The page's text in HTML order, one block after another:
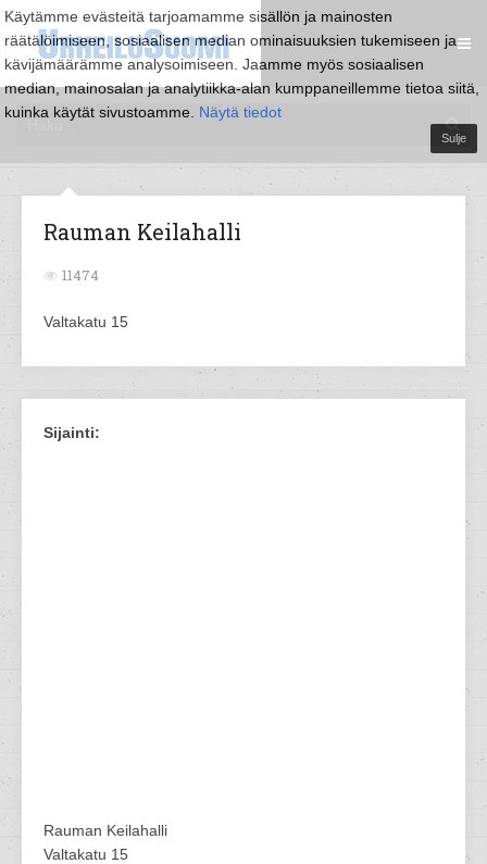
Käytämme evästeitä tarjoamamme sisällön ja mainosten
räätälöimiseen, sosiaalisen median ominaisuuksien tukemiseen ja
kävijämäärämme analysoimiseen. Jaamme myös sosiaalisen
median, mainosalan ja analytiikka-alan kumppaneillemme tietoa siitä,
kuinka käytät sivustoamme. Näytä tiedot
Sulje
Rauman Keilahalli
11474
Valtakatu 15
Sijainti:
Rauman Keilahalli
Valtakatu 15